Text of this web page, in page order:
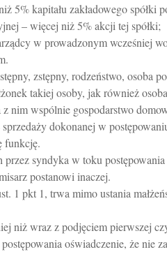
5% kapitału zakładowego spółki
– więcej niż 5% akcji tej spółki;
w prowadzonym wcześniej
zstępny, rodzeństwo, osoba
takiej osoby, jak również
nim wspólnie gospodarstwo
dokonanej w
funkcję.
syndyka w toku postępowania
postanowi inaczej.
1 pkt 1, trwa mimo ustania
niż wraz z podjęciem pierwszej
oświadczenie, że nie